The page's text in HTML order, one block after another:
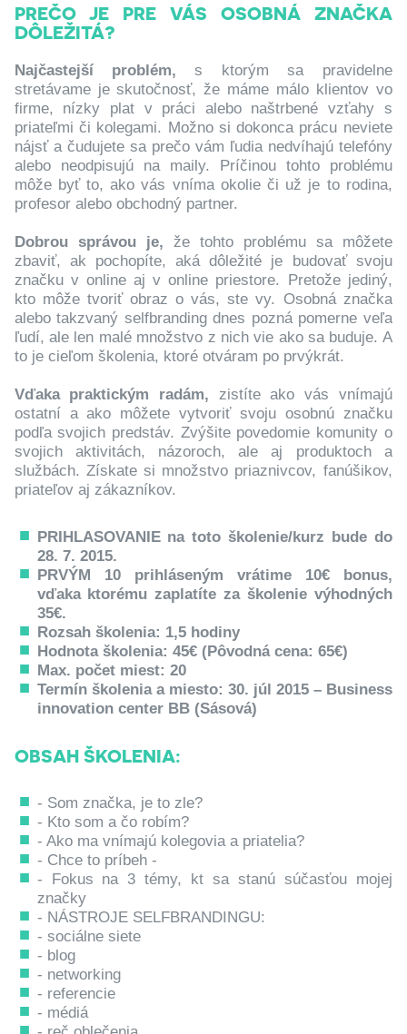
PREČO JE PRE VÁS OSOBNÁ ZNAČKA
DÔLEŽITÁ?
Najčastejší problém, s ktorým sa pravidelne
stretávame je skutočnosť, že máme málo klientov vo
firme, nízky plat v práci alebo naštrbené vzťahy s
priateľmi či kolegami. Možno si dokonca prácu neviete
nájsť a čudujete sa prečo vám ľudia nedvíhajú telefóny
alebo neodpisujú na maily. Príčinou tohto problému
môže byť to, ako vás vníma okolie či už je to rodina,
profesor alebo obchodný partner.
Dobrou správou je, že tohto problému sa môžete
zbaviť, ak pochopíte, aká dôležité je budovať svoju
značku v online aj v online priestore. Pretože jediný,
kto môže tvoriť obraz o vás, ste vy. Osobná značka
alebo takzvaný selfbranding dnes pozná pomerne veľa
ľudí, ale len malé množstvo z nich vie ako sa buduje. A
to je cieľom školenia, ktoré otváram po prvýkrát.
Vďaka praktickým radám, zistíte ako vás vnímajú
ostatní a ako môžete vytvoriť svoju osobnú značku
podľa svojich predstáv. Zvýšite povedomie komunity o
svojich aktivitách, názoroch, ale aj produktoch a
službách. Získate si množstvo priaznivcov, fanúšikov,
priateľov aj zákazníkov.
PRIHLASOVANIE na toto školenie/kurz bude do
28. 7. 2015.
PRVÝM 10 prihláseným vrátime 10€ bonus,
vďaka ktorému zaplatíte za školenie výhodných
35€.
Rozsah školenia: 1,5 hodiny
Hodnota školenia: 45€ (Pôvodná cena: 65€)
Max. počet miest: 20
Termín školenia a miesto: 30. júl 2015 – Business
innovation center BB (Sásová)
OBSAH ŠKOLENIA:
- Som značka, je to zle?
- Kto som a čo robím?
- Ako ma vnímajú kolegovia a priatelia?
- Chce to príbeh -
- Fokus na 3 témy, kt sa stanú súčasťou mojej
značky
- NÁSTROJE SELFBRANDINGU:
- sociálne siete
- blog
- networking
- referencie
- médiá